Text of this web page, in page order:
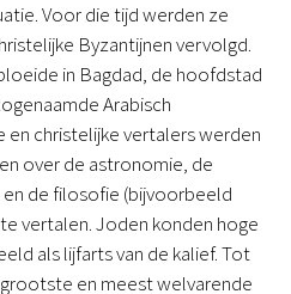
Voor die tijd werden ze
Byzantijnen vervolgd.
in Bagdad, de hoofdstad
Arabisch
en christelijke vertalers werden
over de astronomie, de
de filosofie (bijvoorbeeld
vertalen. Joden konden hoge
als lijfarts van de kalief. Tot
en meest welvarende